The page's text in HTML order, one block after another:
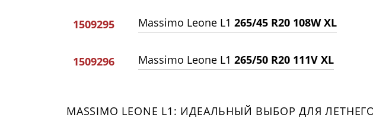
1509295 Massimo Leone L1 265/45 R20 108W XL
1509296 Massimo Leone L1 265/50 R20 111V XL
MASSIMO LEONE L1: ИДЕАЛЬНЫЙ ВЫБОР ДЛЯ